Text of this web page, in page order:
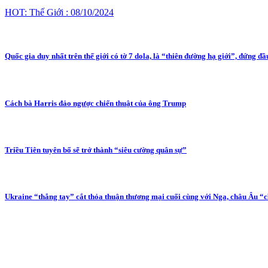
HOT: Thế Giới : 08/10/2024
Quốc gia duy nhất trên thế giới có tờ 7 dola, là “thiên đường hạ giới”, đứng
Cách bà Harris đảo ngược chiến thuật của ông Trump
Triều Tiên tuyên bố sẽ trở thành “siêu cường quân sự”
Ukraine “thẳng tay” cắt thỏa thuận thương mại cuối cùng với Nga, châu Âu